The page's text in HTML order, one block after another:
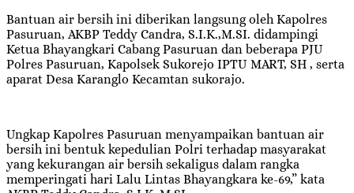
Bantuan air bersih ini diberikan langsung oleh Kapolres
Pasuruan, AKBP Teddy Candra, S.I.K.,M.SI. didampingi
Ketua Bhayangkari Cabang Pasuruan dan beberapa PJU
Polres Pasuruan, Kapolsek Sukorejo IPTU MART, SH , serta
aparat Desa Karanglo Kecamtan sukorajo.
Ungkap Kapolres Pasuruan menyampaikan bantuan air
bersih ini bentuk kepedulian Polri terhadap masyarakat
yang kekurangan air bersih sekaligus dalam rangka
memperingati hari Lalu Lintas Bhayangkara ke-69,” kata